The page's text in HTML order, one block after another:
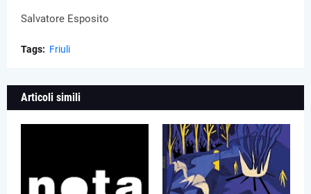
Salvatore Esposito
Tags: Friuli
Articoli simili